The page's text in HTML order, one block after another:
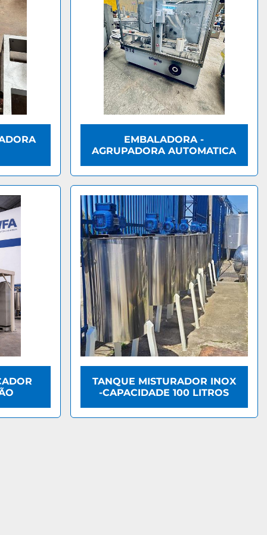
EMBALADORA -
AGRUPADORA AUTOMATICA
TANQUE MISTURADOR INOX
-CAPACIDADE 100 LITROS